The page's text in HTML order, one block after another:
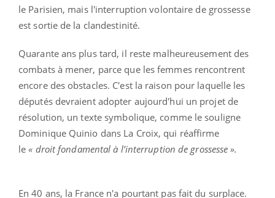
le Parisien, mais l'interruption volontaire de grossesse
est sortie de la clandestinité.
Quarante ans plus tard, il reste malheureusement des
combats à mener, parce que les femmes rencontrent
encore des obstacles. C'est la raison pour laquelle les
députés devraient adopter aujourd'hui un projet de
résolution, un texte symbolique, comme le souligne
Dominique Quinio dans La Croix, qui réaffirme
le« droit fondamental à l’interruption de grossesse ».
En 40 ans, la France n'a pourtant pas fait du surplace.